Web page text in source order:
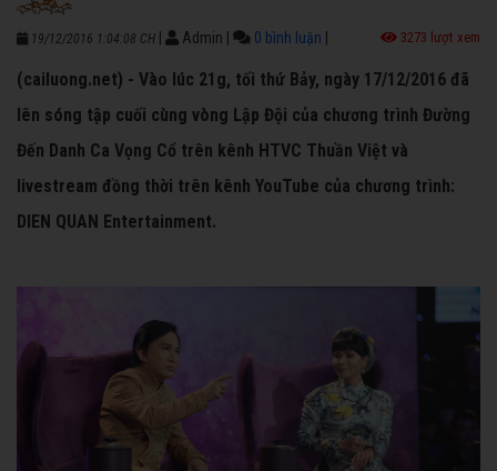
19/12/2016 1:04:08 CH Admin 0 bình luận 3273 lượt xem
(cailuong.net) - Vào lúc 21g, tối thứ Bảy, ngày 17/12/2016 đã
lên sóng tập cuối cùng vòng Lập Đội của chương trình Đường
Đến Danh Ca Vọng Cổ trên kênh HTVC Thuần Việt và
livestream đồng thời trên kênh YouTube của chương trình:
DIEN QUAN Entertainment.